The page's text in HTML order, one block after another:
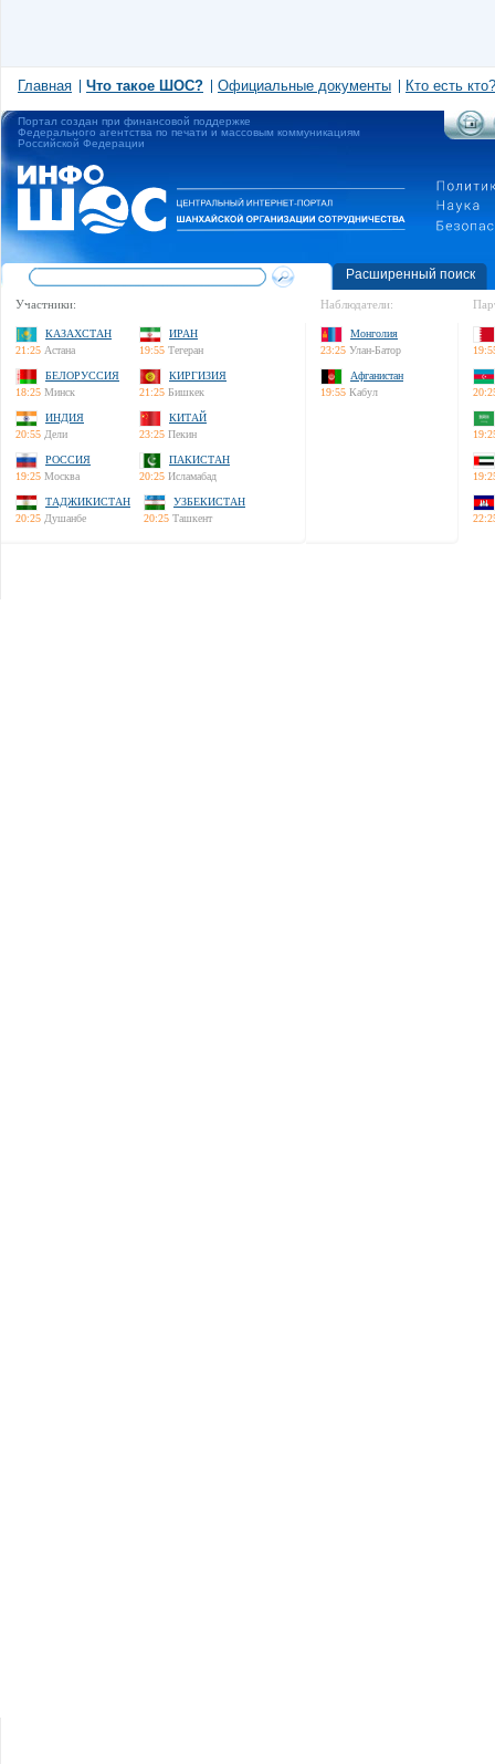
Главная Что такое ШОС? Официальные документы Кто есть кто?
Портал создан при финансовой поддержке
Федерального агентства по печати и массовым коммуникациям
Российской Федерации
Расширенный поиск
Участники:
КАЗАХСТАН
21:25 Астана
ИРАН
19:55 Тегеран
БЕЛОРУССИЯ
18:25 Минск
КИРГИЗИЯ
21:25 Бишкек
ИНДИЯ
20:55 Дели
КИТАЙ
23:25 Пекин
РОССИЯ
19:25 Москва
ПАКИСТАН
20:25 Исламабад
ТАДЖИКИСТАН
20:25 Душанбе
УЗБЕКИСТАН
20:25 Ташкент
Наблюдатели:
Монголия
23:25 Улан-Батор
Афганистан
19:55 Кабул